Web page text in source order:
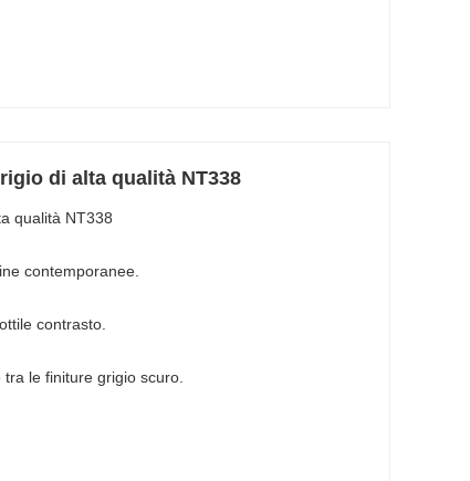
di alta qualità NT338
qualità NT338
contemporanee.
contrasto.
le finiture grigio scuro.